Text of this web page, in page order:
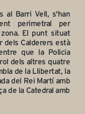
al Barri Vell, s'han
perimetral per
El punt situat
dels Calderers està
que la Policia
dels altres quatre
de la Llibertat, la
del Rei Martí amb
de la Catedral amb